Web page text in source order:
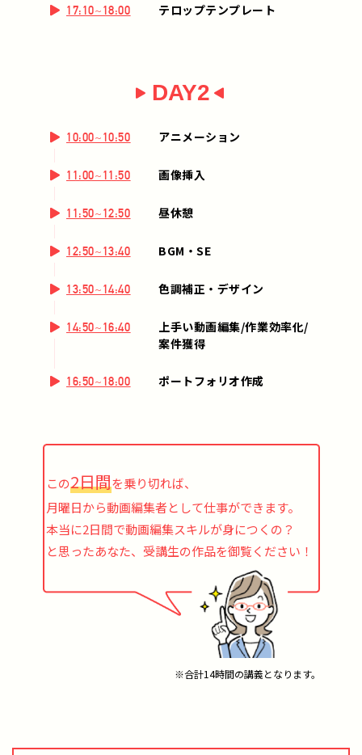
17:10~18:00 テロップテンプレート
DAY2
10:00~10:50 アニメーション
11:00~11:50 画像挿入
11:50~12:50 昼休憩
12:50~13:40 BGM・SE
13:50~14:40 色調補正・デザイン
14:50~16:40
上手い動画編集/作業効率化/
案件獲得
16:50~18:00 ポートフォリオ作成
この2日間を乗り切れば、
月曜日から動画編集者として仕事ができます。
本当に2日間で動画編集スキルが身につくの？
と思ったあなた、受講生の作品を御覧ください！
※合計14時間の講義となります。